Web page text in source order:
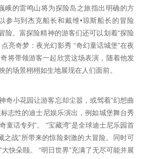
峨的雷鸣山将为探险岛之旅指出明确的方
参与到杰克船长和戴维•琼斯船长的冒险
。富探险精神的游客们还可以划着“探险
亮奇梦：夜光幻影秀 “奇幻童话城堡”在夜
将带领游客一起欣赏这场表演，随着他发
场景栩栩如生地展现在人们面前。
奇小花园让游客忘却尘嚣，或驾着“幻想曲
志性的迪士尼娱乐演出，例如城堡舞台秀
话专列”。 “宝藏湾”是全球迪士尼乐园首
战”所带来的惊险刺激的大冒险。同时可
快朵颐。 “明日世界”充满了无尽可能并展